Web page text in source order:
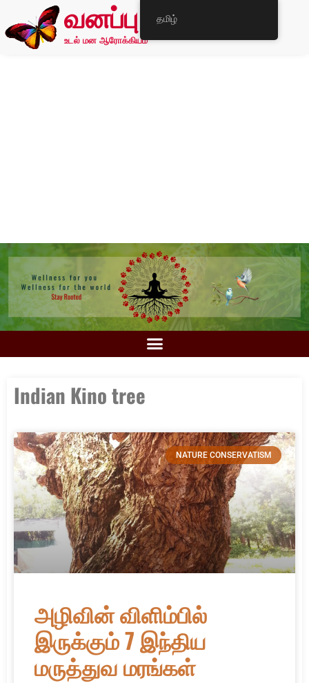
வனப்பு
உடல் மன ஆரோக்கியம்
Indian Kino tree
NATURE CONSERVATISM
அழிவின் விளிம்பில்
இருக்கும் 7 இந்திய
மருத்துவ மரங்கள்
தமிழ்